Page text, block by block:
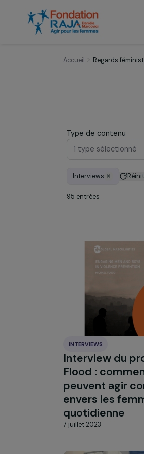
Regards
Type de contenu
Interviews
INTERVIEWS
Interview
Flood :
peuvent agir